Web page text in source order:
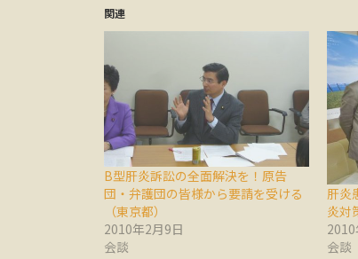
関連
B型肝炎訴訟の全面解決を！原告
団・弁護団の皆様から要請を受ける
（東京都）
2010年2月9日
会談
肝炎
炎対
会談